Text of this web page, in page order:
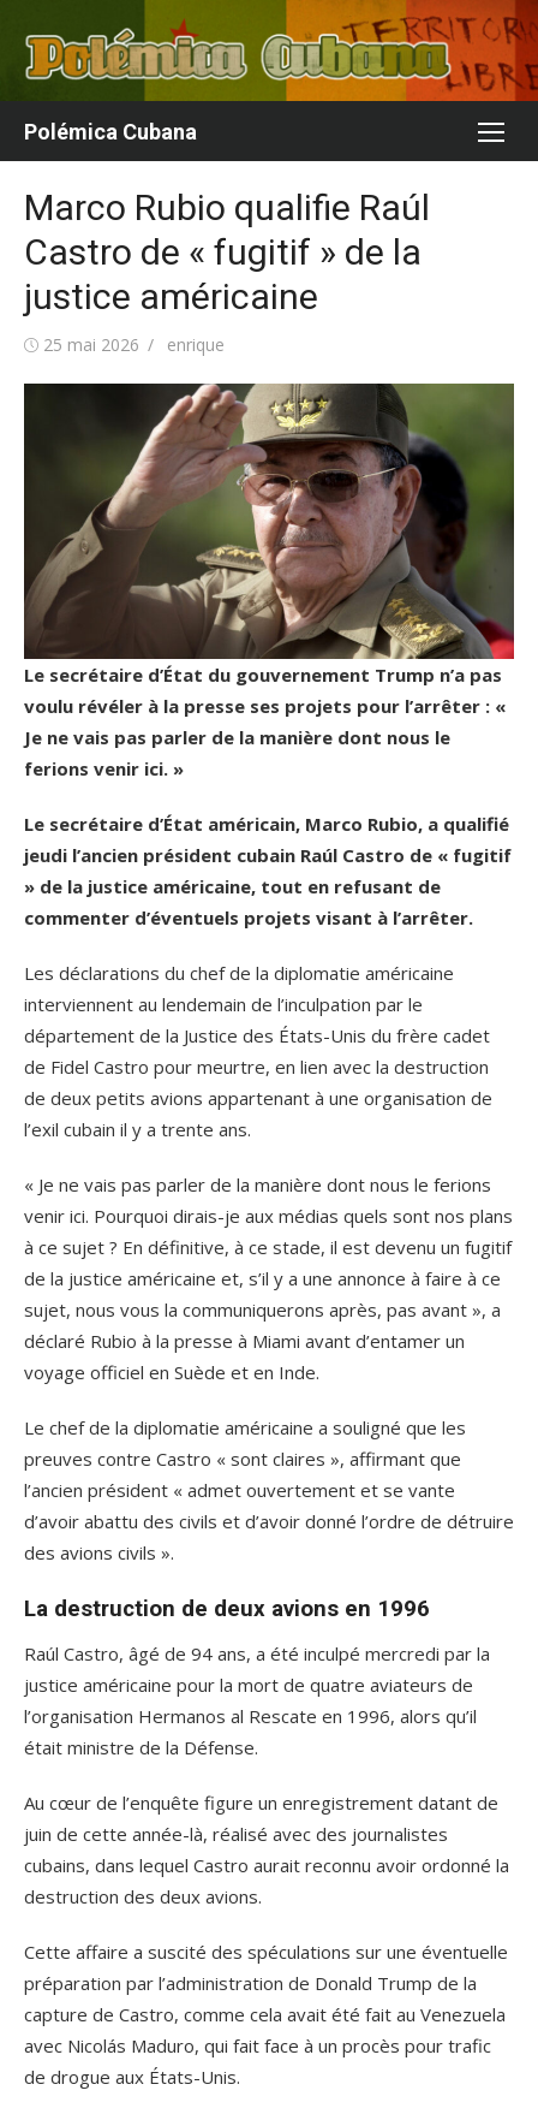
contenu
Polémica Cubana
Marco Rubio qualifie Raúl
Castro de « fugitif » de la
justice américaine
Publié25 mai 2026 Auteur/autrice
enrique
Le secrétaire d’État du gouvernement Trump n’a pas
voulu révéler à la presse ses projets pour l’arrêter : «
Je ne vais pas parler de la manière dont nous le
ferions venir ici. »
Le secrétaire d’État américain, Marco Rubio, a qualifié
jeudi l’ancien président cubain Raúl Castro de « fugitif
» de la justice américaine, tout en refusant de
commenter d’éventuels projets visant à l’arrêter.
Les déclarations du chef de la diplomatie américaine
interviennent au lendemain de l’inculpation par le
département de la Justice des États-Unis du frère cadet
de Fidel Castro pour meurtre, en lien avec la destruction
de deux petits avions appartenant à une organisation de
l’exil cubain il y a trente ans.
« Je ne vais pas parler de la manière dont nous le ferions
venir ici. Pourquoi dirais-je aux médias quels sont nos plans
à ce sujet ? En définitive, à ce stade, il est devenu un fugitif
de la justice américaine et, s’il y a une annonce à faire à ce
sujet, nous vous la communiquerons après, pas avant », a
déclaré Rubio à la presse à Miami avant d’entamer un
voyage officiel en Suède et en Inde.
Le chef de la diplomatie américaine a souligné que les
preuves contre Castro « sont claires », affirmant que
l’ancien président « admet ouvertement et se vante
d’avoir abattu des civils et d’avoir donné l’ordre de détruire
des avions civils ».
La destruction de deux avions en 1996
Raúl Castro, âgé de 94 ans, a été inculpé mercredi par la
justice américaine pour la mort de quatre aviateurs de
l’organisation Hermanos al Rescate en 1996, alors qu’il
était ministre de la Défense.
Au cœur de l’enquête figure un enregistrement datant de
juin de cette année-là, réalisé avec des journalistes
cubains, dans lequel Castro aurait reconnu avoir ordonné la
destruction des deux avions.
Cette affaire a suscité des spéculations sur une éventuelle
préparation par l’administration de Donald Trump de la
capture de Castro, comme cela avait été fait au Venezuela
avec Nicolás Maduro, qui fait face à un procès pour trafic
de drogue aux États-Unis.